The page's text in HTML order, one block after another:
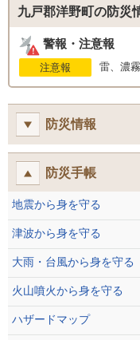
九戸郡洋野町の防災
警報・注意報
注意報
雷、濃霧
防災情報
防災手帳
地震から身を守る
津波から身を守る
大雨・台風から身を守る
火山噴火から身を守る
ハザードマップ